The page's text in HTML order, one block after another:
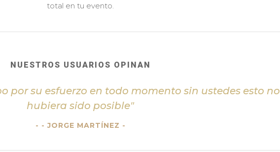
total en tu evento.
NUESTROS USUARIOS OPINAN
por su esfuerzo en todo momento sin ustedes esto no
hubiera sido posible"
- JORGE MARTÍNEZ -